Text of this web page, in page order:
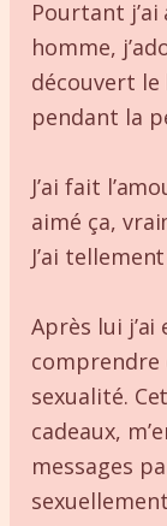
Pourtant
homme,
découvert
pendant la
J’ai fait
aimé ça,
J’ai
Après lui
comprendre
sexualité.
cadeaux,
messages